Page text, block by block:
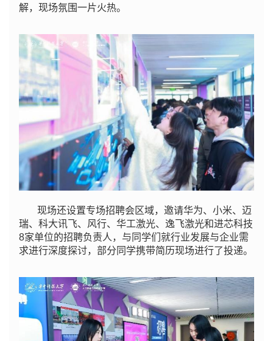
解，现场氛围一片火热。
现场还设置专场招聘会区域，邀请华为、小米、迈
瑞、科大讯飞、风行、华工激光、逸飞激光和进芯科技
8家单位的招聘负责人，与同学们就行业发展与企业需
求进行深度探讨，部分同学携带简历现场进行了投递。